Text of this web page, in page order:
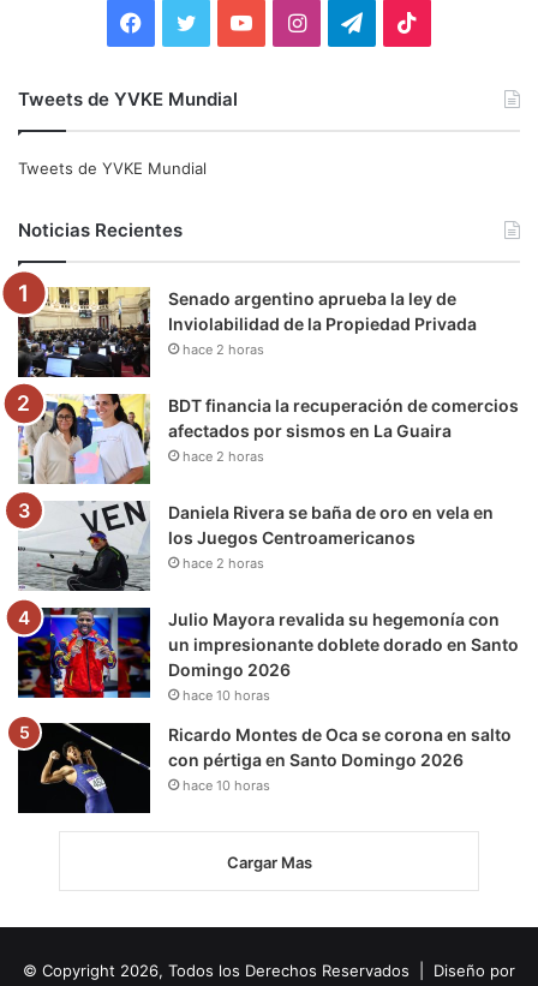
e
o
o
k
t
e
r
b
e
I
g
r
m
r
a
k
Tweets de YVKE Mundial
Tweets de YVKE Mundial
Noticias Recientes
Senado argentino aprueba la ley de
Inviolabilidad de la Propiedad Privada
hace 2 horas
BDT financia la recuperación de comercios
afectados por sismos en La Guaira
hace 2 horas
Daniela Rivera se baña de oro en vela en
los Juegos Centroamericanos
hace 2 horas
Julio Mayora revalida su hegemonía con
un impresionante doblete dorado en Santo
Domingo 2026
hace 10 horas
Ricardo Montes de Oca se corona en salto
con pértiga en Santo Domingo 2026
hace 10 horas
Cargar Mas
© Copyright 2026, Todos los Derechos Reservados | Diseño por